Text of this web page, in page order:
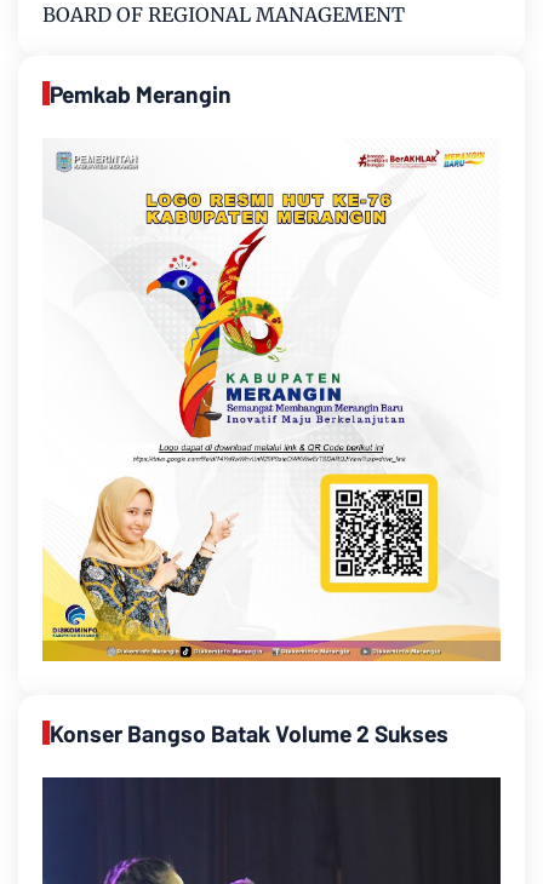
BOARD OF REGIONAL MANAGEMENT
Pemkab Merangin
Konser Bangso Batak Volume 2 Sukses